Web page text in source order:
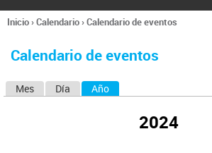
l
Se
usted
Inicio›Calendario›Calendario de eventos
Calendario de eventos
Mes Día Año
2024